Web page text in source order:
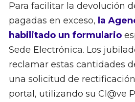
Para facilitar la devolución
pagadas en exceso, la
habilitado un formulario
Sede Electrónica. Los
reclamar estas cantidades
una solicitud de
portal, utilizando su Cl@ve